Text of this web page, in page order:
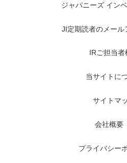
ジャパニーズ イン
JI定期読者のメール
IRご担当者
当サイトに
サイトマ
会社概要
プライバシー